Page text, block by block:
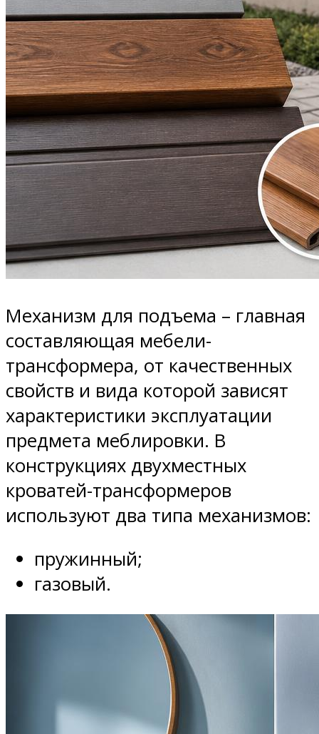
Механизм для подъема – главная
составляющая мебели-
трансформера, от качественных
свойств и вида которой зависят
характеристики эксплуатации
предмета меблировки. В
конструкциях двухместных
кроватей-трансформеров
используют два типа механизмов:
пружинный;
газовый.